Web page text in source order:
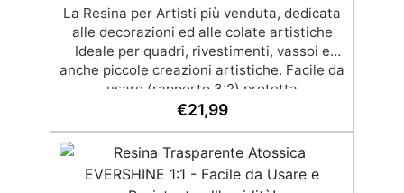
La Resina per Artisti più venduta, dedicata
alle decorazioni ed alle colate artistiche
Ideale per quadri, rivestimenti, vassoi e
anche piccole creazioni artistiche. Facile da
usare (rapporto 3:2) protetta
dall’ingiallimento grazie agli speciali filtri
mantenendo i design precisi e puliti.
Indurisce in 12-24h garantendo una
superficie lucida e brillante
€21,99